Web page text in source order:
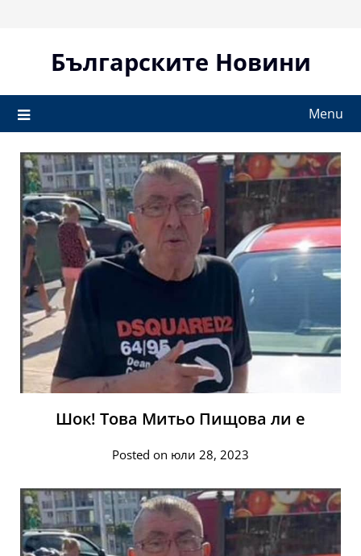
Българските Новини
Menu
Шок! Това Митьо Пищова ли е
Posted on юли 28, 2023